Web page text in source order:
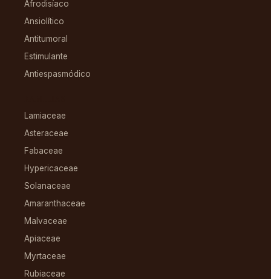
Afrodisíaco
Ansiolítico
Antitumoral
Estimulante
Antiespasmódico
Lamiaceae
Asteraceae
Fabaceae
Hypericaceae
Solanaceae
Amaranthaceae
Malvaceae
Apiaceae
Myrtaceae
Rubiaceae